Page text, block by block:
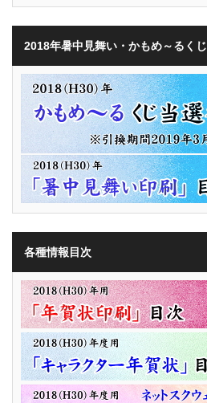
2018年暑中見舞い・かもめ～るくじ
各種情報目次